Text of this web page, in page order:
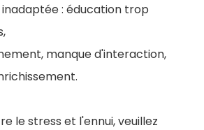
: éducation trop
manque d'interaction,
le stress et l'ennui, veuillez